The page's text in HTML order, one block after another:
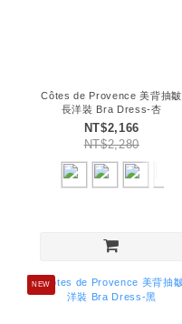
Côtes de Provence 美背抽皺
長洋裝 Bra Dress-杏
NT$2,166
NT$2,280
NEW